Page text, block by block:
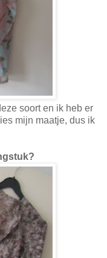
soort en ik heb er
mijn maatje, dus ik